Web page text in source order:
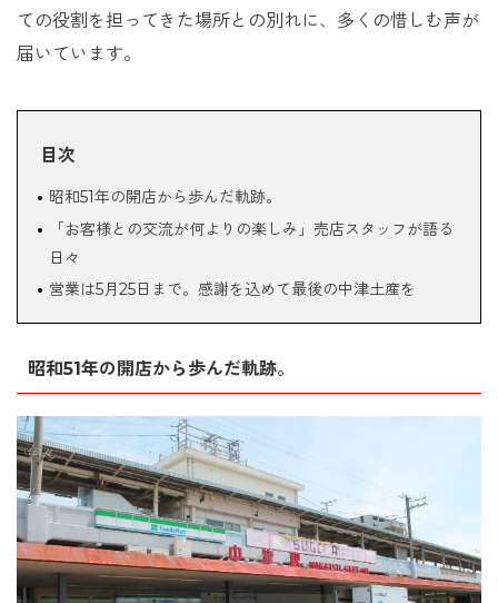
ての役割を担ってきた場所との別れに、多くの惜しむ声が
届いています。
目次
昭和51年の開店から歩んだ軌跡。
「お客様との交流が何よりの楽しみ」売店スタッフが語る
日々
営業は5月25日まで。感謝を込めて最後の中津土産を
昭和51年の開店から歩んだ軌跡。